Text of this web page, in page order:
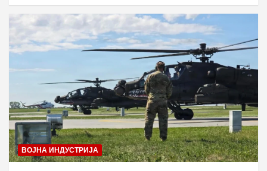
ВОЈНА ИНДУСТРИЈА